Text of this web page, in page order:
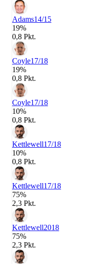
Adams14/15
19%
0,8 Pkt.
Coyle17/18
19%
0,8 Pkt.
Coyle17/18
10%
0,8 Pkt.
Kettlewell17/18
10%
0,8 Pkt.
Kettlewell17/18
75%
2,3 Pkt.
Kettlewell2018
75%
2,3 Pkt.